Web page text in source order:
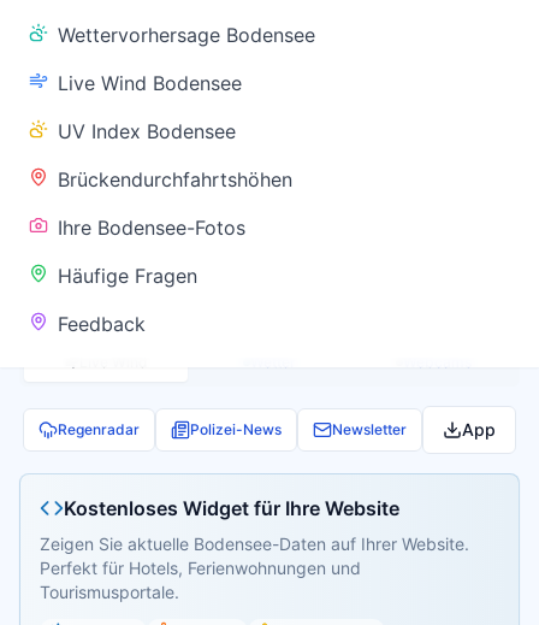
Wettervorhersage Bodensee
Live Wind Bodensee
UV Index Bodensee
Brückendurchfahrtshöhen
Ihre Bodensee-Fotos
Häufige Fragen
Feedback
Warnstatus
✅ Keine
Warnung
Regenradar Polizei-News Newsletter App
Kostenloses Widget für Ihre Website
Zeigen Sie aktuelle Bodensee-Daten auf Ihrer Website.
Perfekt für Hotels, Ferienwohnungen und
Tourismusportale.